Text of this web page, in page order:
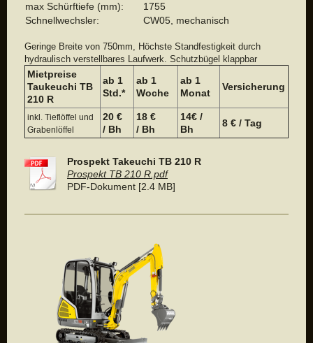
max Schürftiefe (mm):
1755
Schnellwechsler:
CW05, mechanisch
Geringe Breite von 750mm, Höchste Standfestigkeit durch
hydraulisch verstellbares Laufwerk. Schutzbügel klappbar
Mietpreise
Taukeuchi TB
210 R
ab 1
Std.*
ab 1
Woche
ab 1
Monat
Versicherung
inkl. Tieflöffel und
Grabenlöffel
20 €
/ Bh
18 €
/ Bh
14€ /
Bh
8 € / Tag
Prospekt Takeuchi TB 210 R
Prospekt TB 210 R.pdf
PDF-Dokument [2.4 MB]